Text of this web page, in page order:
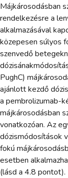
Májkárosodásban
rendelkezésre a
alkalmazásával
közepesen súlyos
szenvedő
PughC)
ajánlott kezdő
a pembrolizumab-
májkárosodásban
vonatkozóan. Az
dózismódosítások
fokú
esetben
(lásd a 4.8 pontot).